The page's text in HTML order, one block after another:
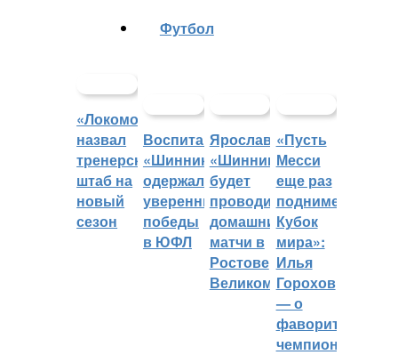
«Локомотив»
назвал
тренерский
штаб на
новый
сезон
Футбол
Воспитанники
«Шинника»
одержали
уверенные
победы
в ЮФЛ
Ярославский
«Шинник»
будет
проводить
домашние
матчи в
Ростове
Великом
«Пусть
Месси
еще раз
поднимет
Кубок
мира»:
Илья
Горохов
— о
фаворитах
чемпионата